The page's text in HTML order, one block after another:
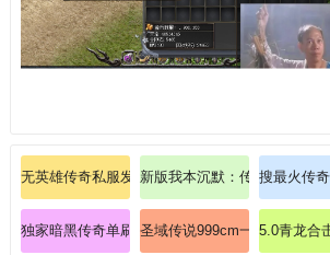
无英雄传奇私服发布网：纯粹传奇，英雄不在
新版我本沉默：传奇私服内功
搜最火传
独家暗黑传奇单刷秘籍：法师英雄冰咆哮极限输出
圣域传说999cm一对一指导玩
5.0青龙合